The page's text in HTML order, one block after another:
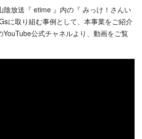
陰放送『 etime 』内の『 みっけ！さんい
に取り組む事例として、本事業をご紹介
YouTube公式チャネルより、動画をご覧